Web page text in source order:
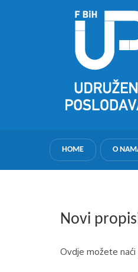
HOME O
Novi
Ovdje možete